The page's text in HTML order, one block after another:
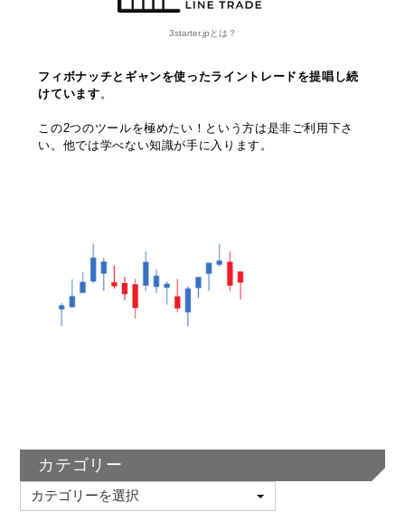
3starter.jpとは？
フィボナッチとギャンを使ったライントレードを提唱し続
けています 。
この2つのツールを極めたい！という方は是非ご利用下さ
い。他では学べない知識が手に入ります。
カテゴリー
カ
テ